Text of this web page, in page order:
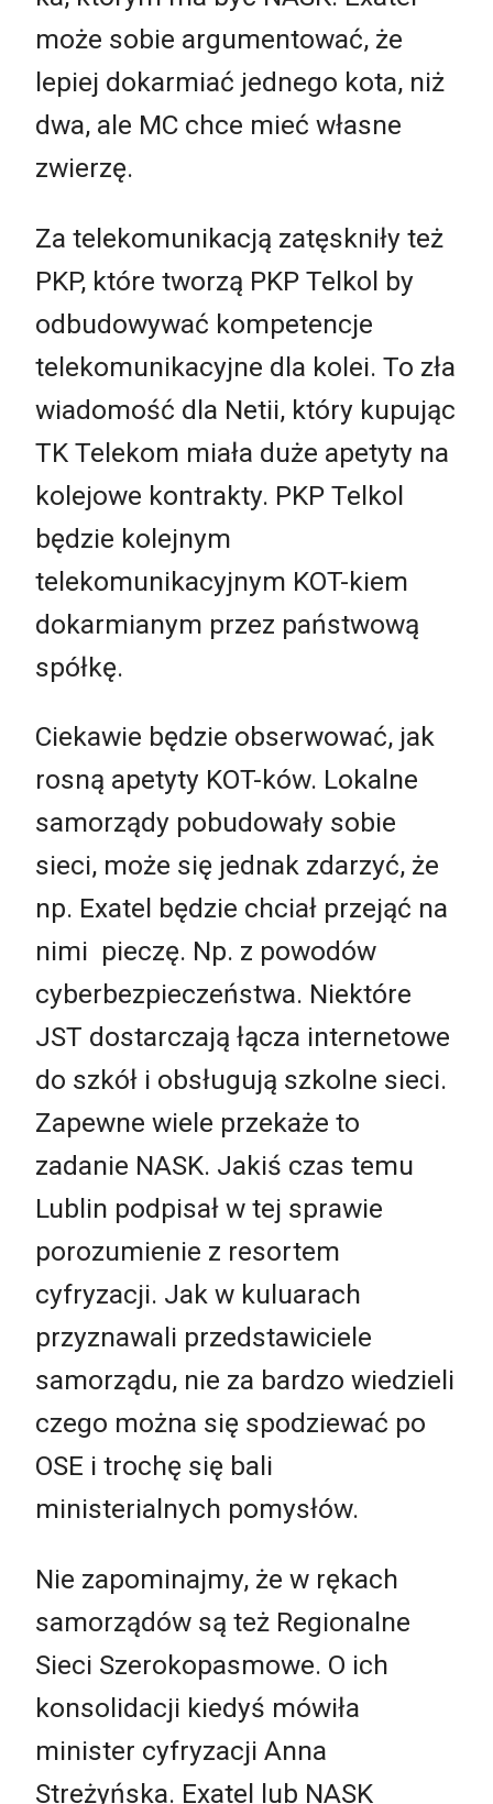
może sobie argumentować, że
lepiej dokarmiać jednego kota, niż
dwa, ale MC chce mieć własne
zwierzę.
Za telekomunikacją zatęskniły też
PKP, które tworzą PKP Telkol by
odbudowywać kompetencje
telekomunikacyjne dla kolei. To zła
wiadomość dla Netii, który kupując
TK Telekom miała duże apetyty na
kolejowe kontrakty. PKP Telkol
będzie kolejnym
telekomunikacyjnym KOT-kiem
dokarmianym przez państwową
spółkę.
Ciekawie będzie obserwować, jak
rosną apetyty KOT-ków. Lokalne
samorządy pobudowały sobie
sieci, może się jednak zdarzyć, że
np. Exatel będzie chciał przejąć na
nimi pieczę. Np. z powodów
cyberbezpieczeństwa. Niektóre
JST dostarczają łącza internetowe
do szkół i obsługują szkolne sieci.
Zapewne wiele przekaże to
zadanie NASK. Jakiś czas temu
Lublin podpisał w tej sprawie
porozumienie z resortem
cyfryzacji. Jak w kuluarach
przyznawali przedstawiciele
samorządu, nie za bardzo wiedzieli
czego można się spodziewać po
OSE i trochę się bali
ministerialnych pomysłów.
Nie zapominajmy, że w rękach
samorządów są też Regionalne
Sieci Szerokopasmowe. O ich
konsolidacji kiedyś mówiła
minister cyfryzacji Anna
Streżyńska. Exatel lub NASK